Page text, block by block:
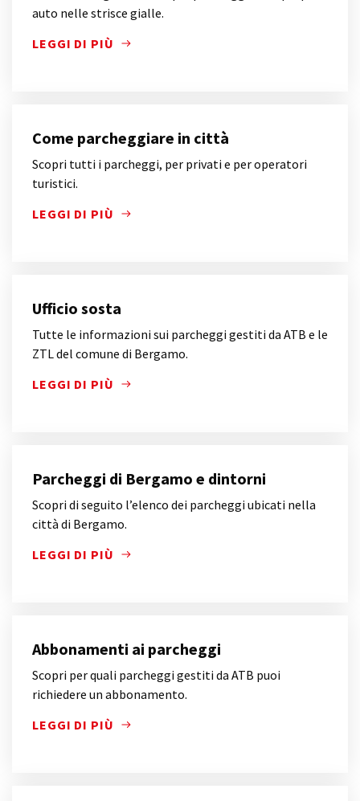
auto nelle strisce gialle.
LEGGI DI PIÙ
I RESIDENTI DEL COMUNE DI BERGAMO POSSONO
Come parcheggiare in città
Scopri tutti i parcheggi, per privati e per operatori
turistici.
LEGGI DI PIÙ
SCOPRI TUTTI I PARCHEGGI, PER PRIVATI E PER
Ufficio sosta
Tutte le informazioni sui parcheggi gestiti da ATB e le
ZTL del comune di Bergamo.
LEGGI DI PIÙ
TUTTE LE INFORMAZIONI SUI PARCHEGGI GESTITI
Parcheggi di Bergamo e dintorni
Scopri di seguito l’elenco dei parcheggi ubicati nella
città di Bergamo.
LEGGI DI PIÙ
SCOPRI DI SEGUITO L’ELENCO DEI PARCHEGGI
Abbonamenti ai parcheggi
Scopri per quali parcheggi gestiti da ATB puoi
richiedere un abbonamento.
LEGGI DI PIÙ
SCOPRI PER QUALI PARCHEGGI GESTITI DA ATB